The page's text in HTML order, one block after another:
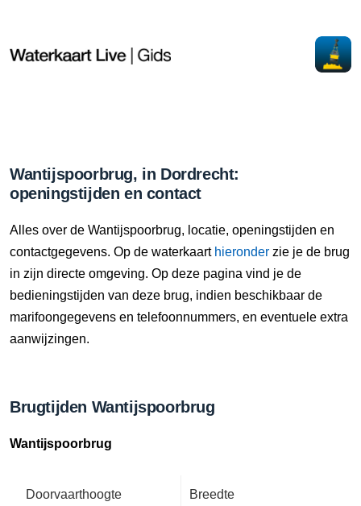
Wantijspoorbrug, in Dordrecht:
openingstijden en contact
Alles over de Wantijspoorbrug, locatie, openingstijden en
contactgegevens. Op de waterkaart hieronder zie je de brug
in zijn directe omgeving. Op deze pagina vind je de
bedieningstijden van deze brug, indien beschikbaar de
marifoongegevens en telefoonnummers, en eventuele extra
aanwijzingen.
Brugtijden Wantijspoorbrug
Wantijspoorbrug
Doorvaarthoogte Breedte